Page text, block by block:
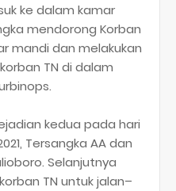
ke dalam kamar
mendorong Korban
mandi dan melakukan
TN di dalam
kedua pada hari
Tersangka AA dan
Selanjutnya
TN untuk jalan–